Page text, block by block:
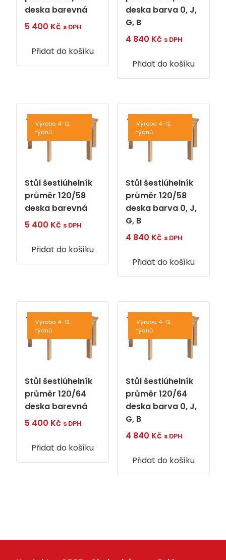
deska barevná
5 400 Kč s DPH
Přidat do košíku
deska barva 0, J,
G, B
4 840 Kč s DPH
Přidat do košíku
Výroba 4-12.
týdnů
Stůl šestiúhelník
průměr 120/58
deska barevná
5 400 Kč s DPH
Přidat do košíku
Výroba 4-12.
týdnů
Stůl šestiúhelník
průměr 120/58
deska barva 0, J,
G, B
4 840 Kč s DPH
Přidat do košíku
Výroba 4-12.
týdnů
Stůl šestiúhelník
průměr 120/64
deska barevná
5 400 Kč s DPH
Přidat do košíku
Výroba 4-12.
týdnů
Stůl šestiúhelník
průměr 120/64
deska barva 0, J,
G, B
4 840 Kč s DPH
Přidat do košíku